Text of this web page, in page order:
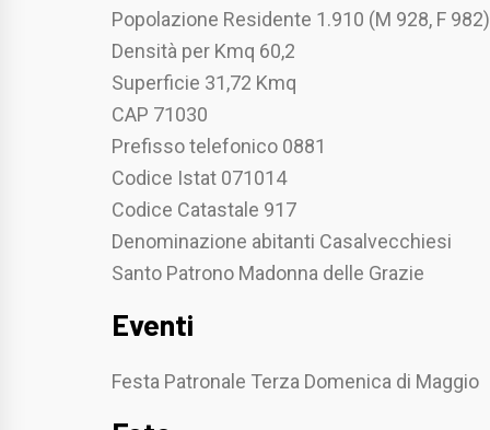
Popolazione Residente 1.910 (M 928, F 982)
Densità per Kmq 60,2
Superficie 31,72 Kmq
CAP 71030
Prefisso telefonico 0881
Codice Istat 071014
Codice Catastale 917
Denominazione abitanti Casalvecchiesi
Santo Patrono Madonna delle Grazie
Eventi
Festa Patronale Terza Domenica di Maggio